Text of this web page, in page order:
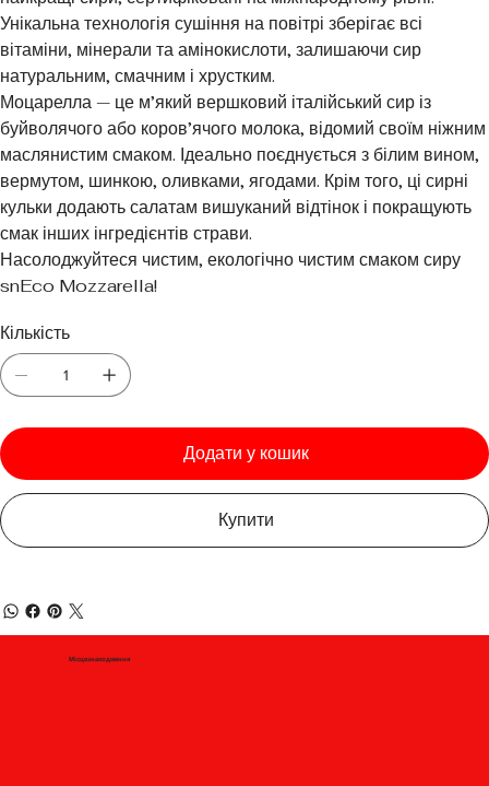
Унікальна технологія сушіння на повітрі зберігає всі
вітаміни, мінерали та амінокислоти, залишаючи сир
натуральним, смачним і хрустким.
Моцарелла — це м’який вершковий італійський сир із
буйволячого або коров’ячого молока, відомий своїм ніжним
маслянистим смаком. Ідеально поєднується з білим вином,
вермутом, шинкою, оливками, ягодами. Крім того, ці сирні
кульки додають салатам вишуканий відтінок і покращують
смак інших інгредієнтів страви.
Насолоджуйтеся чистим, екологічно чистим смаком сиру
snEco Mozzarella!
Кількість
Додати у кошик
Купити
Місцезнаходження